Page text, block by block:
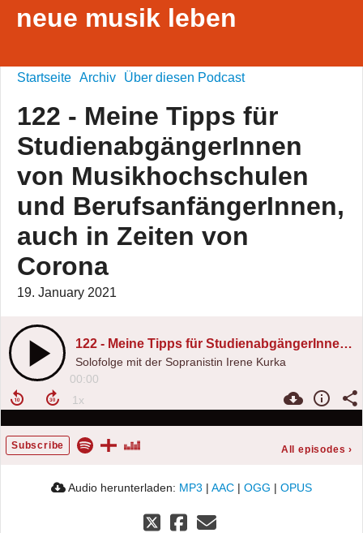
neue musik leben
Startseite Archiv Über diesen Podcast
122 - Meine Tipps für
StudienabgängerInnen
von Musikhochschulen
und BerufsanfängerInnen,
auch in Zeiten von
Corona
19. January 2021
122 - Meine Tipps für StudienabgängerInnen von Musikhochschulen und BerufsanfängerInnen, auch in Zeiten von Corona
Solofolge mit der Sopranistin Irene Kurka
00:00
Subscribe All episodes ›
Audio herunterladen: MP3 | AAC | OGG | OPUS